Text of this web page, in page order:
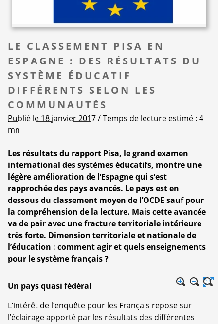
LE CLASSEMENT PISA EN
ESPAGNE : DES RÉSULTATS DU
SYSTÈME ÉDUCATIF
DIFFÉRENTS SELON LES
COMMUNAUTÉS
Publié le 18 janvier 2017/ Temps de lecture estimé : 4
mn
Les résultats du rapport Pisa, le grand examen
international des systèmes éducatifs, montre une
légère amélioration de l’Espagne qui s’est
rapprochée des pays avancés. Le pays est en
dessous du classement moyen de l’OCDE sauf pour
la compréhension de la lecture. Mais cette avancée
va de pair avec une fracture territoriale intérieure
très forte. Dimension territoriale et nationale de
l’éducation : comment agir et quels enseignements
pour le système français ?
Un pays quasi fédéral
L’intérêt de l’enquête pour les Français repose sur
l’éclairage apporté par les résultats des différentes